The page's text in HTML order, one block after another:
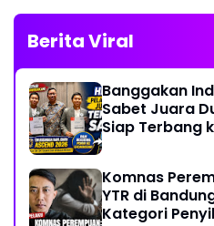
Berita Viral
Banggakan
Sabet Juara
Siap Terbang
Komnas
YTR di
Kategori